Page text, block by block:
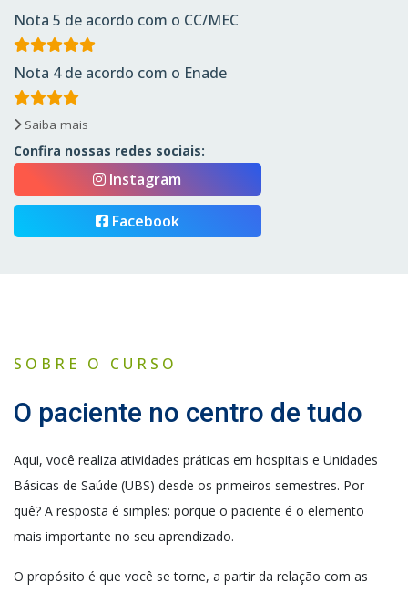
Nota 5 de acordo com o CC/MEC
Nota 4 de acordo com o Enade
Saiba mais
Confira nossas redes sociais:
Instagram
Facebook
SOBRE O CURSO
O paciente no centro de tudo
Aqui, você realiza atividades práticas em hospitais e Unidades
Básicas de Saúde (UBS) desde os primeiros semestres. Por
quê? A resposta é simples: porque o paciente é o elemento
mais importante no seu aprendizado.
O propósito é que você se torne, a partir da relação com as